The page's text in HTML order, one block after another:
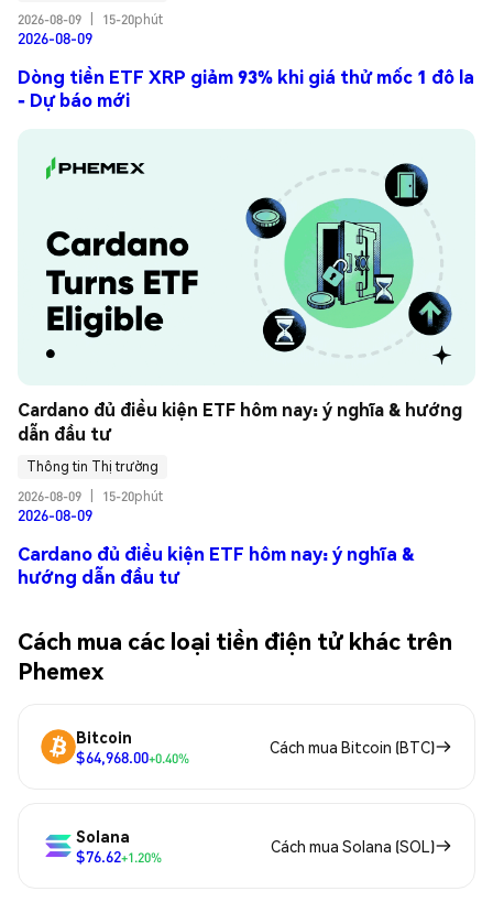
2026-08-09
15-20phút
2026-08-09
Dòng tiền ETF XRP giảm 93% khi giá thử mốc 1 đô la
- Dự báo mới
Cardano đủ điều kiện ETF hôm nay: ý nghĩa & hướng
dẫn đầu tư
Thông tin Thị trường
2026-08-09
15-20phút
2026-08-09
Cardano đủ điều kiện ETF hôm nay: ý nghĩa &
hướng dẫn đầu tư
Cách mua các loại tiền điện tử khác trên
Phemex
Bitcoin
$64,968.00+0.40%
Cách mua Bitcoin (BTC)
Solana
$76.62+1.20%
Cách mua Solana (SOL)